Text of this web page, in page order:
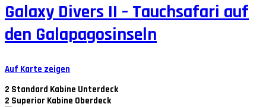
Galaxy Divers II – Tauchsafari auf
den Galapagosinseln
Auf Karte zeigen
2 Standard Kabine Unterdeck
2 Superior Kabine Oberdeck